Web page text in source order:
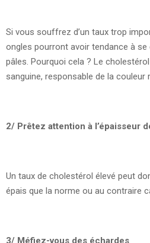
Si vous souffrez d’un taux trop
ongles pourront avoir tendance à se
pâles. Pourquoi cela ? Le
sanguine, responsable de la couleur
2/ Prêtez attention à l’épaisseur
Un taux de cholestérol élevé peut
épais que la norme ou au contraire
3/ Méfiez-vous des échardes